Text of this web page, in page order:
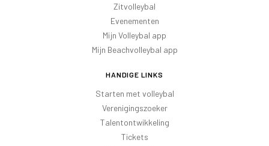
Zitvolleybal
Evenementen
Mijn Volleybal app
Mijn Beachvolleybal app
HANDIGE LINKS
Starten met volleybal
Verenigingszoeker
Talentontwikkeling
Tickets